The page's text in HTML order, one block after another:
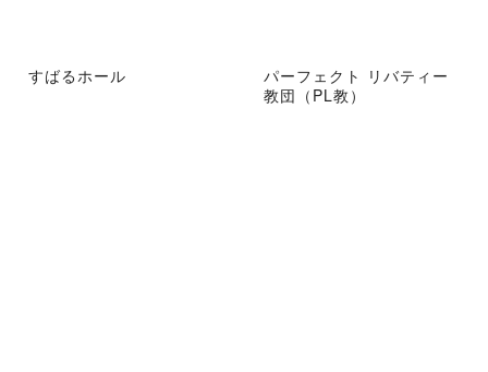
すばるホール
パーフェクト リバティー
教団（PL教）